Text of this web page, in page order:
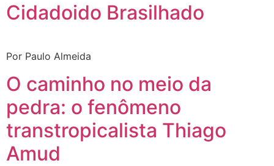
Cidadoido Brasilhado
Por Paulo Almeida
O caminho no meio da
pedra: o fenômeno
transtropicalista Thiago
Amud